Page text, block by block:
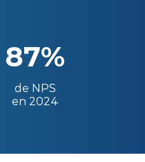
87%
de NPS
en 2024